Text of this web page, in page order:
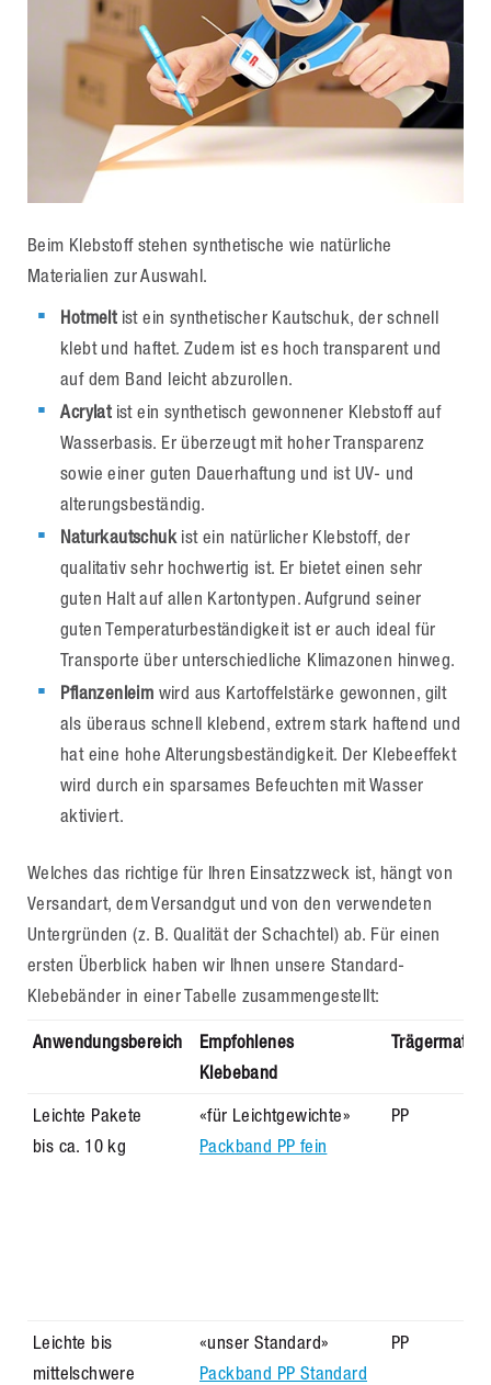
Beim Klebstoff stehen synthetische wie natürliche
Materialien zur Auswahl.
Hotmeltist ein synthetischer Kautschuk, der schnell
klebt und haftet. Zudem ist es hoch transparent und
auf dem Band leicht abzurollen.
Acrylatist ein synthetisch gewonnener Klebstoff auf
Wasserbasis. Er überzeugt mit hoher Transparenz
sowie einer guten Dauerhaftung und ist UV- und
alterungsbeständig.
Naturkautschuk ist ein natürlicher Klebstoff, der
qualitativ sehr hochwertig ist. Er bietet einen sehr
guten Halt auf allen Kartontypen. Aufgrund seiner
guten Temperaturbeständigkeit ist er auch ideal für
Transporte über unterschiedliche Klimazonen hinweg.
Pflanzenleim wird aus Kartoffelstärke gewonnen, gilt
als überaus schnell klebend, extrem stark haftend und
hat eine hohe Alterungsbeständigkeit. Der Klebeeffekt
wird durch ein sparsames Befeuchten mit Wasser
aktiviert.
Welches das richtige für Ihren Einsatzzweck ist, hängt von
Versandart, dem Versandgut und von den verwendeten
Untergründen (z. B. Qualität der Schachtel) ab. Für einen
ersten Überblick haben wir Ihnen unsere Standard-
Klebebänder in einer Tabelle zusammengestellt:
Anwendungsbereich
Empfohlenes
Klebeband
Leichte Pakete
bis ca. 10 kg
«für Leichtgewichte»
Packband PP fein
PP
Leichte bis
mittelschwere
«unser Standard»
Packband PP Standard
PP